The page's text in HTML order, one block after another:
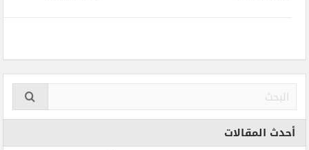
أحدث المقالات